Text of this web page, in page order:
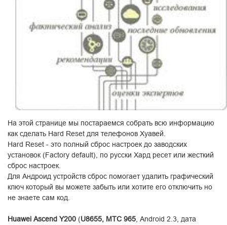
На этой странице мы постараемся собрать всю информацию
как сделать Hard Reset для телефонов Хуавей.
Hard Reset - это полный сброс настроек до заводских
установок (Factory default), по русски Хард ресет или жесткий
сброс настроек.
Для Андроид устройств сброс помогает удалить графический
ключ который вы можете забыть или хотите его отключить но
не знаете сам код.
Huawei Ascend Y200 (U8655, MTC 965 , Android 2.3, дата